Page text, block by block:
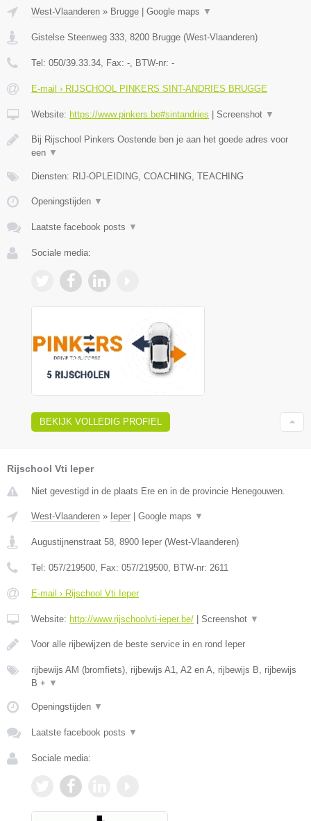
West-Vlaanderen » Brugge Google maps ▼
Gistelse Steenweg 333, 8200 Brugge (West-Vlaanderen)
Tel: 050/39.33.34, Fax: -, BTW-nr: -
E-mail › RIJSCHOOL PINKERS SINT-ANDRIES BRUGGE
Website: https://www.pinkers.be#sintandries Screenshot ▼
Bij Rijschool Pinkers Oostende ben je aan het goede adres voor
een ▼
Diensten: RIJ-OPLEIDING, COACHING, TEACHING
Openingstijden ▼
Laatste facebook posts ▼
Sociale media:
BEKIJK VOLLEDIG PROFIEL
Rijschool Vti Ieper
Niet gevestigd in de plaats Ere en in de provincie Henegouwen.
West-Vlaanderen » Ieper Google maps ▼
Augustijnenstraat 58, 8900 Ieper (West-Vlaanderen)
Tel: 057/219500, Fax: 057/219500, BTW-nr: 2611
E-mail › Rijschool Vti Ieper
Website: http://www.rijschoolvti-ieper.be/ Screenshot ▼
Voor alle rijbewijzen de beste service in en rond Ieper
rijbewijs AM (bromfiets), rijbewijs A1, A2 en A, rijbewijs B, rijbewijs
B + ▼
Openingstijden ▼
Laatste facebook posts ▼
Sociale media: